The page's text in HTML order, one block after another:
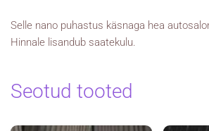
Selle nano puhastus käsnaga hea
Hinnale lisandub saatekulu.
Seotud tooted